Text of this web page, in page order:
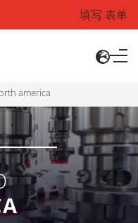
填写 表单
america